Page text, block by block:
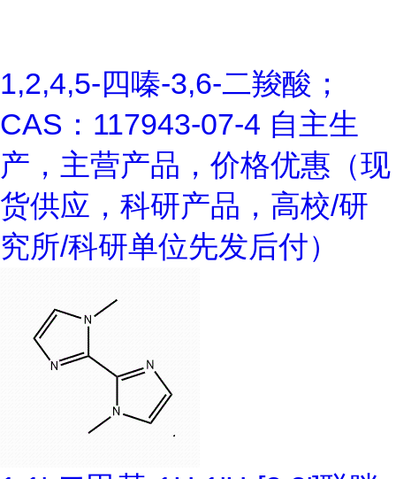
1,2,4,5-四嗪-3,6-二羧酸；
CAS：117943-07-4 自主生
产，主营产品，价格优惠（现
货供应，科研产品，高校/研
究所/科研单位先发后付）